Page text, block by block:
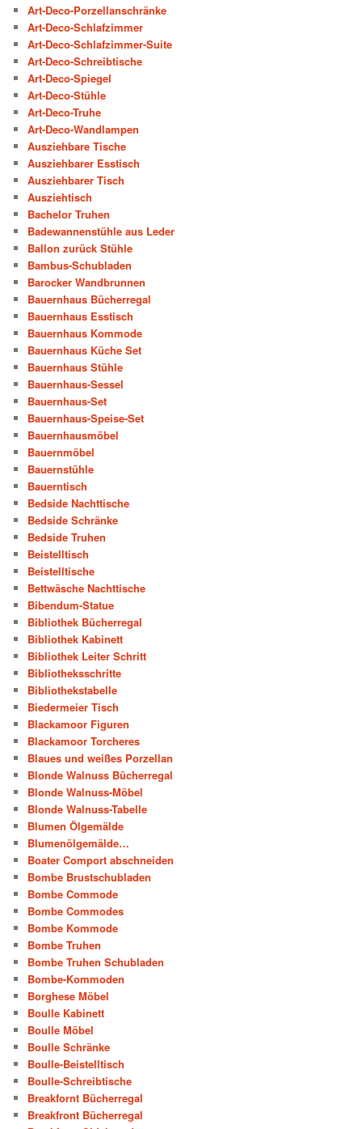
Art-Deco-Porzellanschränke
Art-Deco-Schlafzimmer
Art-Deco-Schlafzimmer-Suite
Art-Deco-Schreibtische
Art-Deco-Spiegel
Art-Deco-Stühle
Art-Deco-Truhe
Art-Deco-Wandlampen
Ausziehbare Tische
Ausziehbarer Esstisch
Ausziehbarer Tisch
Ausziehtisch
Bachelor Truhen
Badewannenstühle aus Leder
Ballon zurück Stühle
Bambus-Schubladen
Barocker Wandbrunnen
Bauernhaus Bücherregal
Bauernhaus Esstisch
Bauernhaus Kommode
Bauernhaus Küche Set
Bauernhaus Stühle
Bauernhaus-Sessel
Bauernhaus-Set
Bauernhaus-Speise-Set
Bauernhausmöbel
Bauernmöbel
Bauernstühle
Bauerntisch
Bedside Nachttische
Bedside Schränke
Bedside Truhen
Beistelltisch
Beistelltische
Bettwäsche Nachttische
Bibendum-Statue
Bibliothek Bücherregal
Bibliothek Kabinett
Bibliothek Leiter Schritt
Bibliotheksschritte
Bibliothekstabelle
Biedermeier Tisch
Blackamoor Figuren
Blackamoor Torcheres
Blaues und weißes Porzellan
Blonde Walnuss Bücherregal
Blonde Walnuss-Möbel
Blonde Walnuss-Tabelle
Blumen Ölgemälde
Blumenölgemälde…
Boater Comport abschneiden
Bombe Brustschubladen
Bombe Commode
Bombe Commodes
Bombe Kommode
Bombe Truhen
Bombe Truhen Schubladen
Bombe-Kommoden
Borghese Möbel
Boulle Kabinett
Boulle Möbel
Boulle Schränke
Boulle-Beistelltisch
Boulle-Schreibtische
Breakfornt Bücherregal
Breakfront Bücherregal